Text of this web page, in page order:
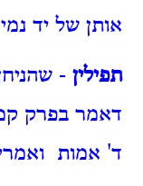
אותן של יד
תפילין -
דאמר בפרק
ד' אמות